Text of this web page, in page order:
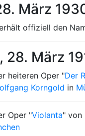
März
offiziell den
28. März
heiteren Oper "Der
Korngold in
Oper "Violanta" von